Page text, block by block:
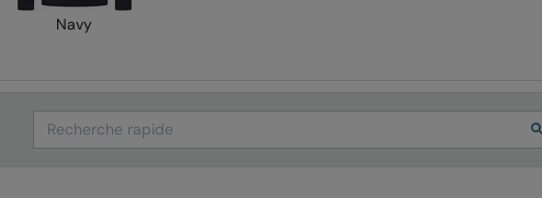
Navy
Search